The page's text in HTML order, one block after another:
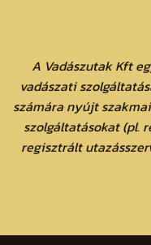
A Vadászutak Kft
vadászati
számára nyújt
szolgáltatásokat (pl.
regisztrált